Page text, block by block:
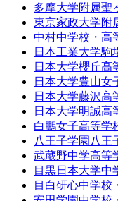
多摩大学附属聖
東京家政大学附
中村中学校・高
日本工業大学駒
日本大学櫻丘高
日本大学豊山女
日本大学藤沢高
日本大学明誠高
白鵬女子高等学
八王子学園八王
武蔵野中学高等
目黒日本大学中
目白研心中学校